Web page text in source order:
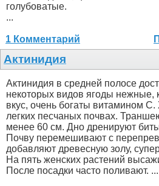
голубоватые.
...
1 Комментарий
Актинидия
Актинидия в средней полосе
некоторых видов ягоды нежные,
вкус, очень богаты витамином
легких песчаных почвах.
менее 60 см. Дно дренируют
Почву перемешивают с
добавляют древесную золу,
На пять женских растений
После посадки часто поливают. ...